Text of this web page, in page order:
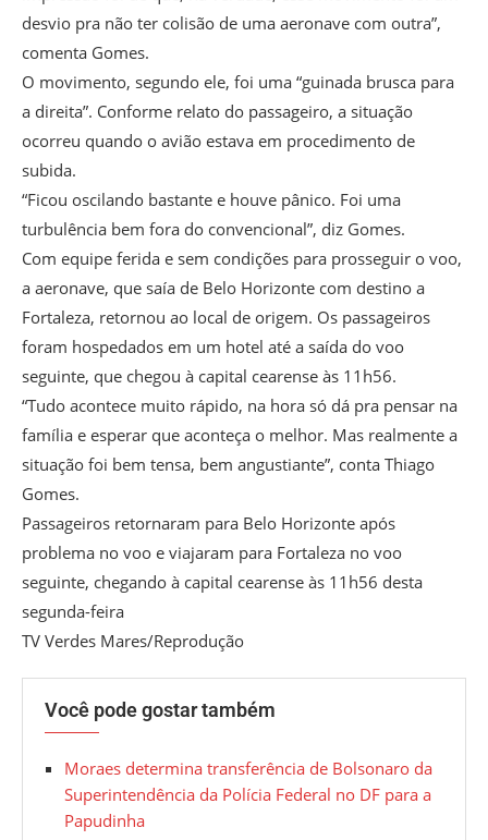
desvio pra não ter colisão de uma aeronave com outra”,
comenta Gomes.
O movimento, segundo ele, foi uma “guinada brusca para
a direita”. Conforme relato do passageiro, a situação
ocorreu quando o avião estava em procedimento de
subida.
“Ficou oscilando bastante e houve pânico. Foi uma
turbulência bem fora do convencional”, diz Gomes.
Com equipe ferida e sem condições para prosseguir o voo,
a aeronave, que saía de Belo Horizonte com destino a
Fortaleza, retornou ao local de origem. Os passageiros
foram hospedados em um hotel até a saída do voo
seguinte, que chegou à capital cearense às 11h56.
“Tudo acontece muito rápido, na hora só dá pra pensar na
família e esperar que aconteça o melhor. Mas realmente a
situação foi bem tensa, bem angustiante”, conta Thiago
Gomes.
Passageiros retornaram para Belo Horizonte após
problema no voo e viajaram para Fortaleza no voo
seguinte, chegando à capital cearense às 11h56 desta
segunda-feira
TV Verdes Mares/Reprodução
Você pode gostar também
Moraes determina transferência de Bolsonaro da
Superintendência da Polícia Federal no DF para a
Papudinha